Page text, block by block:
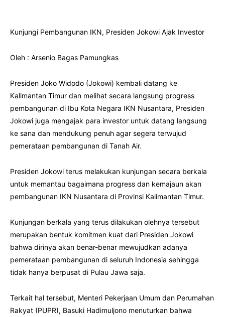
Kunjungi Pembangunan IKN, Presiden Jokowi Ajak Investor
Oleh : Arsenio Bagas Pamungkas
Presiden Joko Widodo (Jokowi) kembali datang ke
Kalimantan Timur dan melihat secara langsung progress
pembangunan di Ibu Kota Negara IKN Nusantara, Presiden
Jokowi juga mengajak para investor untuk datang langsung
ke sana dan mendukung penuh agar segera terwujud
pemerataan pembangunan di Tanah Air.
Presiden Jokowi terus melakukan kunjungan secara berkala
untuk memantau bagaimana progress dan kemajaun akan
pembangunan IKN Nusantara di Provinsi Kalimantan Timur.
Kunjungan berkala yang terus dilakukan olehnya tersebut
merupakan bentuk komitmen kuat dari Presiden Jokowi
bahwa dirinya akan benar-benar mewujudkan adanya
pemerataan pembangunan di seluruh Indonesia sehingga
tidak hanya berpusat di Pulau Jawa saja.
Terkait hal tersebut, Menteri Pekerjaan Umum dan Perumahan
Rakyat (PUPR), Basuki Hadimuljono menuturkan bahwa